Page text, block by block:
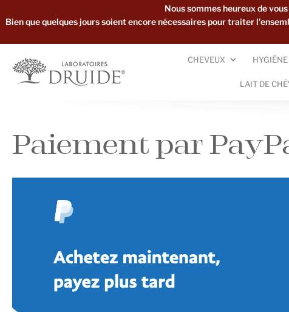
Nous sommes heureux de
Bien que quelques jours soient encore nécessaires pour traiter
CHEVEUX
LAIT DE
Paiement par